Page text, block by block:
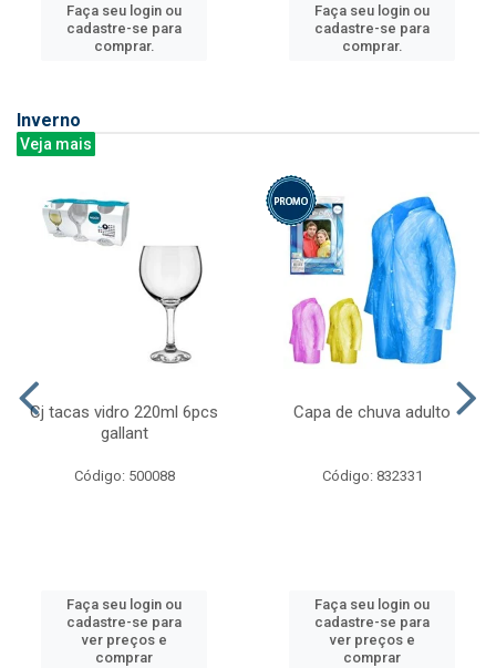
Faça seu login ou
cadastre-se para
comprar.
Faça seu login ou
cadastre-se para
comprar.
Inverno
Veja mais
Cj tacas vidro 220ml 6pcs
gallant
Código: 500088
Faça seu login ou
cadastre-se para
ver preços e
comprar
Capa de chuva adulto
Código: 832331
Faça seu login ou
cadastre-se para
ver preços e
comprar